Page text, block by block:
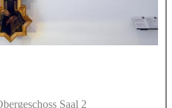
Saal 2